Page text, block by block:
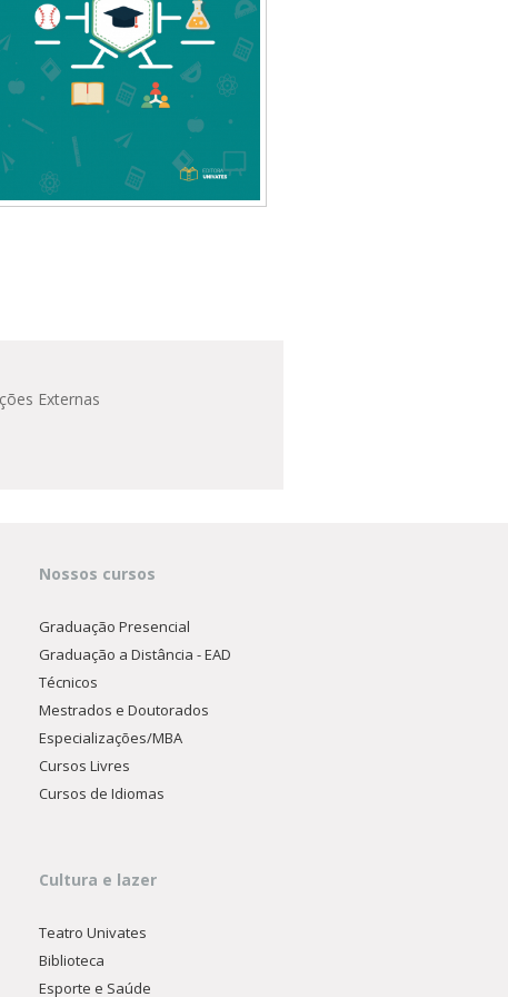
Externas
Nossos cursos
Graduação Presencial
Graduação a Distância - EAD
Técnicos
Mestrados e Doutorados
Especializações/MBA
Cursos Livres
Cursos de Idiomas
Cultura e lazer
Teatro Univates
Biblioteca
Esporte e Saúde